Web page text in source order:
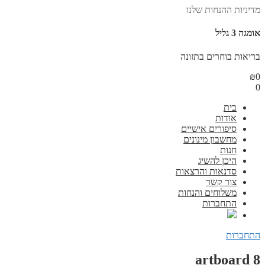
מדיניות ההנחות שלנו
אומגה 3 גליל
בריאות בוחרים בתזונה
₪0
0
בית
אודות
סיפורים אישיים
מחשבון מינונים
חנות
היכן להשיג
סדנאות והרצאות
צור קשר
משלוחים והנחות
התחברות
התחברות
artboard 8